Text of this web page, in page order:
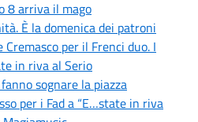
8 arriva il mago
È la domenica dei patroni
Cremasco per il Frenci duo. I
in riva al Serio
sognare la piazza
per i Fad a “E…state in riva